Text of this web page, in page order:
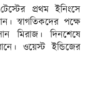
প্রথম ইনিংসে
স্বাগতিকদের পক্ষে
মিরাজ। দিনশেষে
ওয়েস্ট ইন্ডিজের